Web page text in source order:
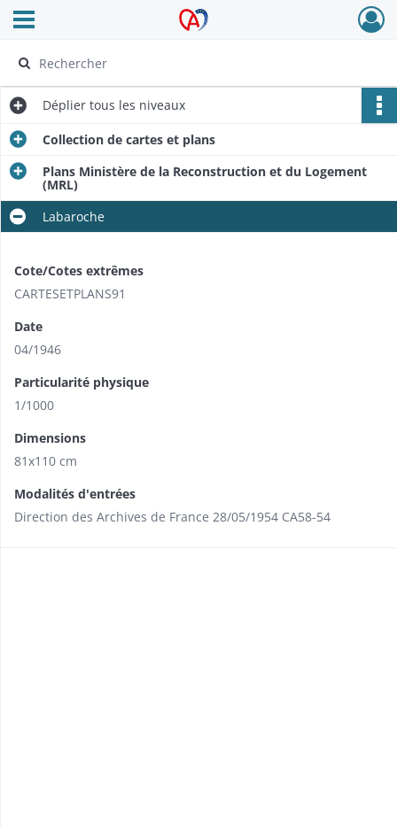
Archives Alsace - Colmar
Ouvrir le menu déroulant
Déplier tous les niveaux
Collection de cartes et plans
Plans Ministère de la Reconstruction et du Logement
(MRL)
Labaroche
Cote/Cotes extrêmes
CARTESETPLANS91
Date
04/1946
Particularité physique
1/1000
Dimensions
81x110 cm
Modalités d'entrées
Direction des Archives de France 28/05/1954 CA58-54​